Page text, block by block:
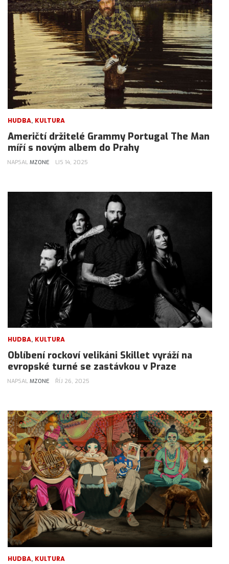
HUDBA, KULTURA
Američtí držitelé Grammy Portugal The Man
míří s novým albem do Prahy
NAPSAL MZONE LIS 14, 2025
HUDBA, KULTURA
Oblíbení rockoví velikáni Skillet vyráží na
evropské turné se zastávkou v Praze
NAPSAL MZONE ŘÍJ 26, 2025
HUDBA, KULTURA